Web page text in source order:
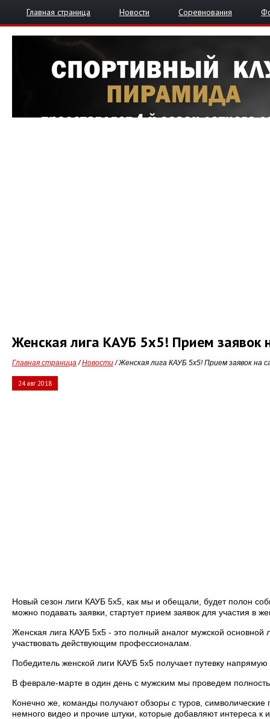
Главная страница Новости Соревнования
Женская лига КАУБ 5х5! Прием заявок
Главная страница/Новости/ Женская лига КАУБ 5х5! Прием заявок на
24 авг 2018
Новый сезон лиги КАУБ 5х5, как мы и обещали, будет полон
можно подавать заявки, стартует прием заявок для участия в
Женская лига КАУБ 5х5 - это полный аналог мужской основной
участвовать действующим профессионалам.
Победитель женской лиги КАУБ 5х5 получает путевку
В феврале-марте в один день с мужским мы проведем
Конечно же, команды получают обзоры с туров,
немного видео и прочие штуки, которые добавляют интереса к